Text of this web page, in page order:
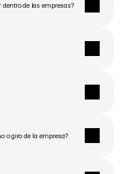
dentro de las empresas?
o giro de la empresa?